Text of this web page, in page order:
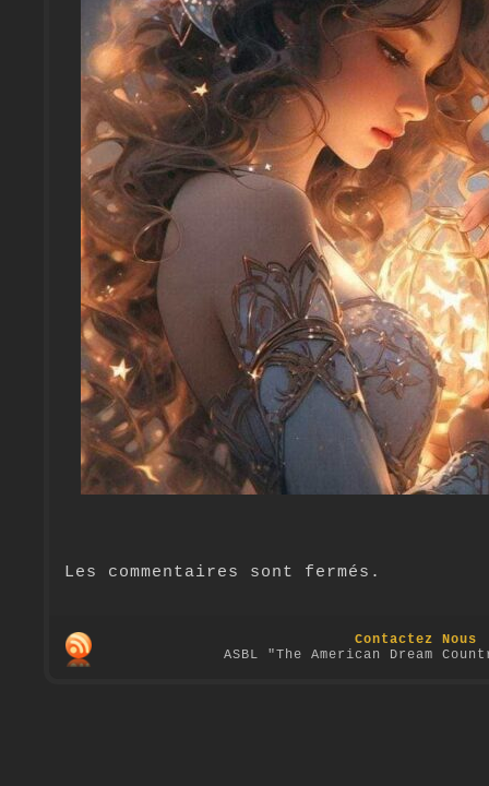
Les commentaires sont fermés.
Contactez Nous
ASBL "The American Dream